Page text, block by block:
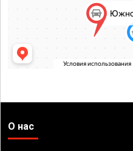
О нас